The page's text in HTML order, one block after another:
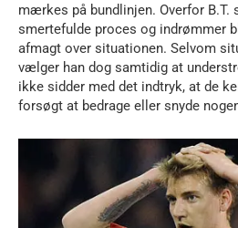
mærkes på bundlinjen. Overfor B.T.
smertefulde proces og indrømmer
afmagt over situationen. Selvom
vælger han dog samtidig at
ikke sidder med det indtryk, at de
forsøgt at bedrage eller snyde